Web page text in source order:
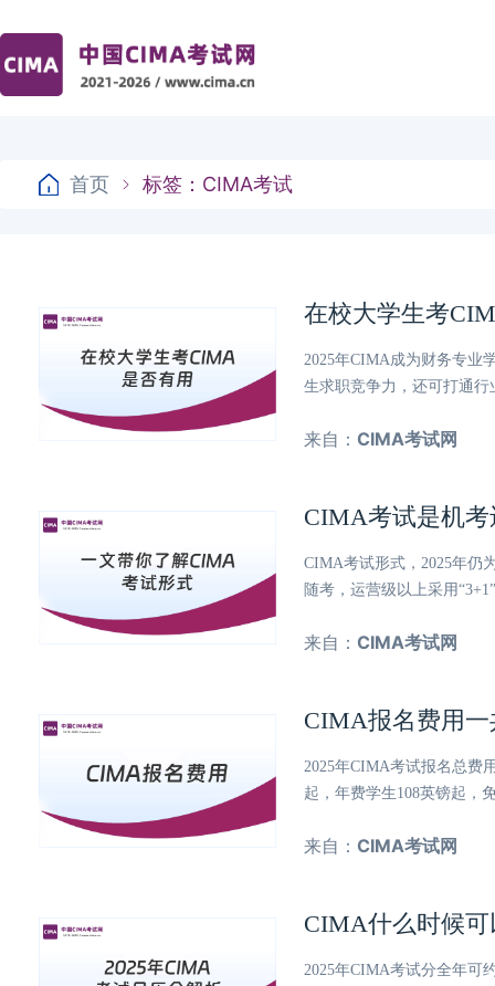
首页 标签：CIMA考试
在校大学生考
2025年CIMA成为财务专业
生求职竞争力，还可打通
来自： CIMA考试网
CIMA考试是机
CIMA考试形式，2025年仍
随考，运营级以上采用
来自： CIMA考试网
CIMA报名费用
2025年CIMA考试报名总费
起，年费学生108英镑起，
来自： CIMA考试网
CIMA什么时候
2025年CIMA考试分全年可